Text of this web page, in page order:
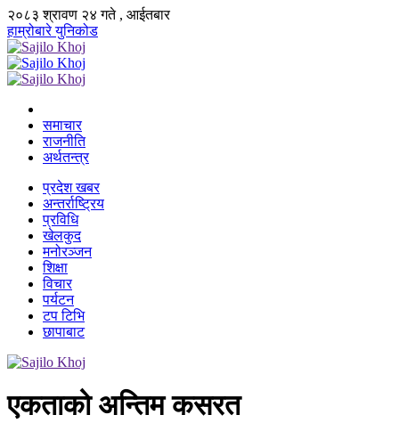
२०८३ श्रावण २४ गते , आईतबार
हाम्रोबारेयुनिकोड
समाचार
राजनीति
अर्थतन्त्र
प्रदेश खबर
अन्तर्राष्ट्रिय
प्रविधि
खेलकुद
मनोरञ्जन
शिक्षा
विचार
पर्यटन
टप टिभि
छापाबाट
एकताको अन्तिम कसरत